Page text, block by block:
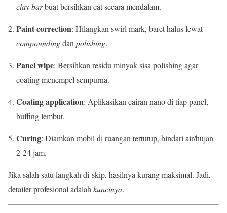
clay barbuat bersihkan cat secara mendalam.
Paint correction: Hilangkan swirl mark, baret halus lewat
compoundingdan polishing.
Panel wipe: Bersihkan residu minyak sisa polishing agar
coating menempel sempurna.
Coating application: Aplikasikan cairan nano di tiap panel,
buffing lembut.
Curing: Diamkan mobil di ruangan tertutup, hindari air/hujan
2-24 jam.
Jika salah satu langkah di-skip, hasilnya kurang maksimal. Jadi,
detailer profesional adalah kuncinya.